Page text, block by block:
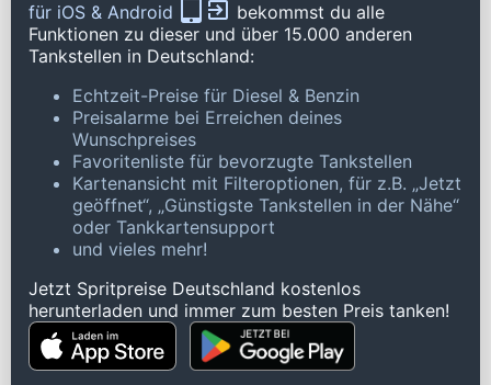
für iOS & Android
bekommst du alle
Funktionen zu dieser und über 15.000 anderen
Tankstellen in Deutschland:
Echtzeit-Preise für Diesel & Benzin
Preisalarme bei Erreichen deines
Wunschpreises
Favoritenliste für bevorzugte Tankstellen
Kartenansicht mit Filteroptionen, für z.B. „Jetzt
geöffnet“, „Günstigste Tankstellen in der Nähe“
oder Tankkartensupport
und vieles mehr!
Jetzt Spritpreise Deutschland kostenlos
herunterladen und immer zum besten Preis tanken!